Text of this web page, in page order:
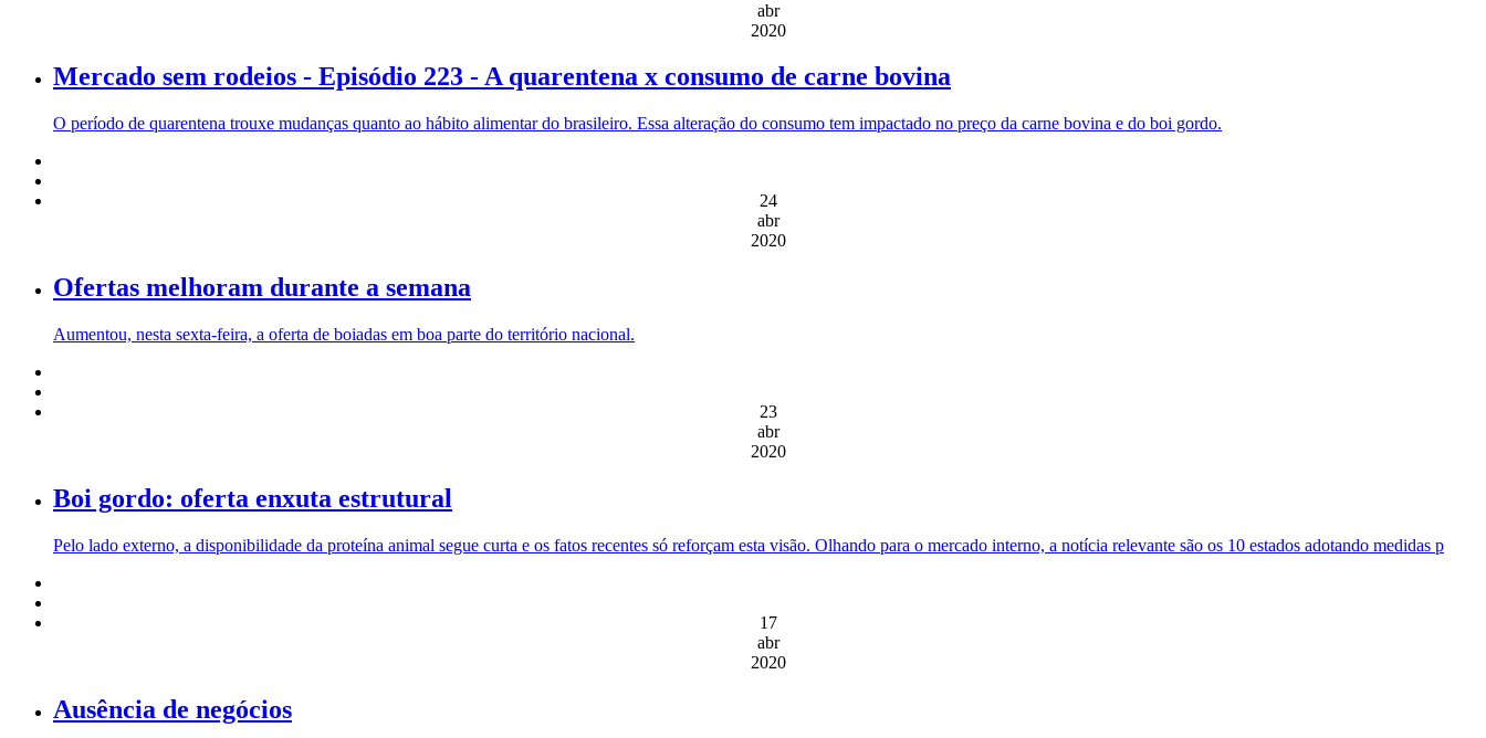
abr
2020
Mercado sem rodeios - Episódio 223 - A quarentena x consumo de carne bovina
O período de quarentena trouxe mudanças quanto ao hábito alimentar do brasileiro. Essa alteração do consumo tem impactado no preço da carne bovina e do boi gordo.
24
abr
2020
Ofertas melhoram durante a semana
Aumentou, nesta sexta-feira, a oferta de boiadas em boa parte do território nacional.
23
abr
2020
Boi gordo: oferta enxuta estrutural
Pelo lado externo, a disponibilidade da proteína animal segue curta e os fatos recentes só reforçam esta visão. Olhando para o mercado interno, a notícia relevante são os 10 estados adotando medidas p
17
abr
2020
Ausência de negócios